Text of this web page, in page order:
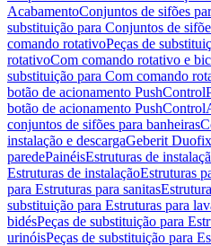
AcabamentoConjuntos de sifões
substituição para Conjuntos de
comando rotativoPeças de
rotativoCom comando rotativo e
substituição para Com comando
botão de acionamento PushControl
botão de acionamento PushControl
conjuntos de sifões para banheiras
instalação e descargaGeberit Duofix
paredePainéisEstruturas de
Estruturas de instalaçãoEstruturas
para Estruturas para sanitas
substituição para Estruturas para
bidésPeças de substituição para
urinóisPeças de substituição para